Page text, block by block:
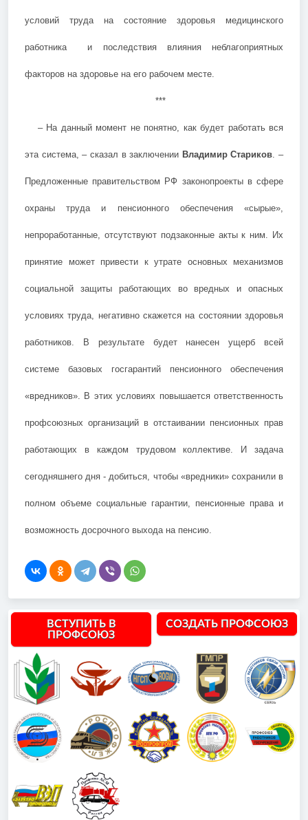
условий труда на состояние здоровья медицинского
работника и последствия влияния неблагоприятных
факторов на здоровье на его рабочем месте.
***
– На данный момент не понятно, как будет работать вся
эта система, – сказал в заключении Владимир Стариков. –
Предложенные правительством РФ законопроекты в сфере
охраны труда и пенсионного обеспечения «сырые»,
непроработанные, отсутствуют подзаконные акты к ним. Их
принятие может привести к утрате основных механизмов
социальной защиты работающих во вредных и опасных
условиях труда, негативно скажется на состоянии здоровья
работников. В результате будет нанесен ущерб всей
системе базовых госгарантий пенсионного обеспечения
«вредников». В этих условиях повышается ответственность
профсоюзных организаций в отстаивании пенсионных прав
работающих в каждом трудовом коллективе. И задача
сегодняшнего дня - добиться, чтобы «вредники» сохранили в
полном объеме социальные гарантии, пенсионные права и
возможность досрочного выхода на пенсию.
ВСТУПИТЬ В
ПРОФСОЮЗ
СОЗДАТЬ ПРОФСОЮЗ